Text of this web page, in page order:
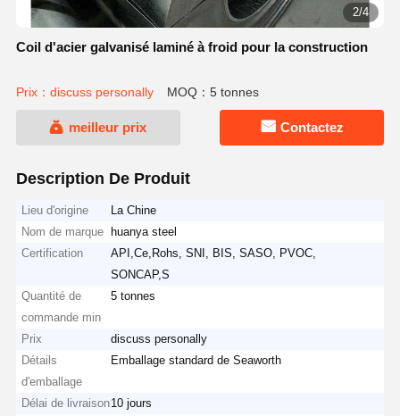
2/4
Coil d'acier galvanisé laminé à froid pour la construction
Prix：discuss personally MOQ：5 tonnes
meilleur prix Contactez
Description De Produit
Lieu d'origine
La Chine
Nom de marque
huanya steel
Certification
API,Ce,Rohs, SNI, BIS, SASO, PVOC,
SONCAP,S
Quantité de
commande min
5 tonnes
Prix
discuss personally
Détails
d'emballage
Emballage standard de Seaworth
Délai de livraison10 jours